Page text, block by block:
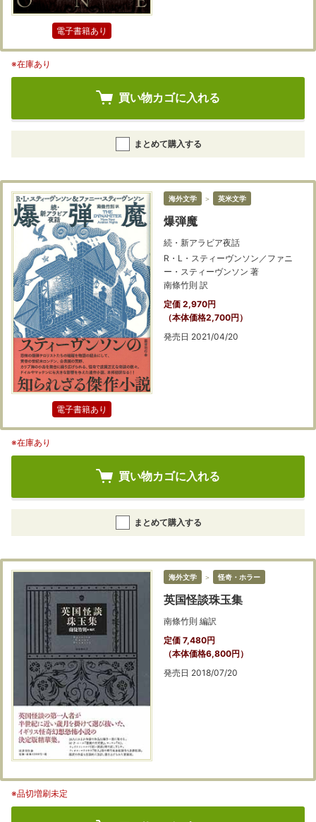
電子書籍あり
※在庫あり
買い物カゴに入れる
まとめて購入する
電子書籍あり
海外文学 ＞ 英米文学
爆弾魔
続・新アラビア夜話
R・L・スティーヴンソン／ファニ
ー・スティーヴンソン 著
南條竹則 訳
定価 2,970円
（本体価格2,700円）
発売日 2021/04/20
※在庫あり
買い物カゴに入れる
まとめて購入する
海外文学 ＞ 怪奇・ホラー
英国怪談珠玉集
南條竹則 編訳
定価 7,480円
（本体価格6,800円）
発売日 2018/07/20
※品切増刷未定